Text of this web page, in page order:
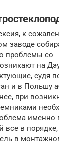
к
заводе
проблемы со
на
судя
и в Польшу
при
именно
все в порядке,
в